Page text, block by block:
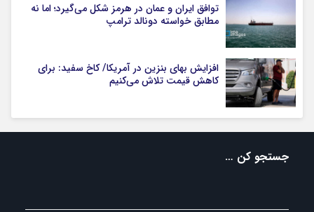
توافق ایران و عمان در هرمز شکل می‌گیرد؛ اما نه
مطابق خواسته دونالد ترامپ
افزایش بهای بنزین در آمریکا/ کاخ سفید: برای
کاهش قیمت تلاش می‌کنیم
جستجو کن …